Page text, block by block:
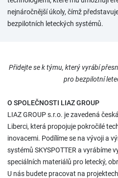
nejnáročnější úkoly, čímž
bezpilotních leteckých systémů.
Přidejte se k týmu, který vyrábí
pro bezpilotní
O SPOLEČNOSTI LIAZ GROUP
LIAZ GROUP s.r.o. je zavedená
Liberci, která propojuje pokročilé
inovacemi. Podílíme se na vývoji a
systémů SKYSPOTTER a vyrábíme
speciálních materiálů pro letecký,
U nás budete pracovat na